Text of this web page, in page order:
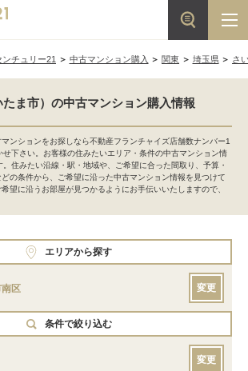
チュリー21 中古マンション購入 関東 埼玉県 さ
ま市）の中古マンション購入情報
ンションをお探しなら不動産フランチャイズ店舗数ナンバー1
下さい。お客様の住みたいエリア・条件の中古マンション情
住みたい沿線・駅・地域や、ご希望に合った間取り、予算・
の条件から、ご希望に沿った中古マンション情報を見つけて
望に沿うお部屋が見つかるようにお手伝いいたしますので、
エリアから探す
区 変更
条件で絞り込む
変更